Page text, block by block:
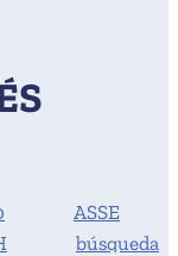
ASSE
búsqueda